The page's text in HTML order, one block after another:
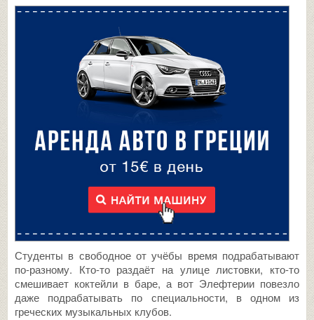
Студенты в свободное от учёбы время подрабатывают
по-разному. Кто-то раздаёт на улице листовки, кто-то
смешивает коктейли в баре, а вот Элефтерии повезло
даже подрабатывать по специальности, в одном из
греческих музыкальных клубов.